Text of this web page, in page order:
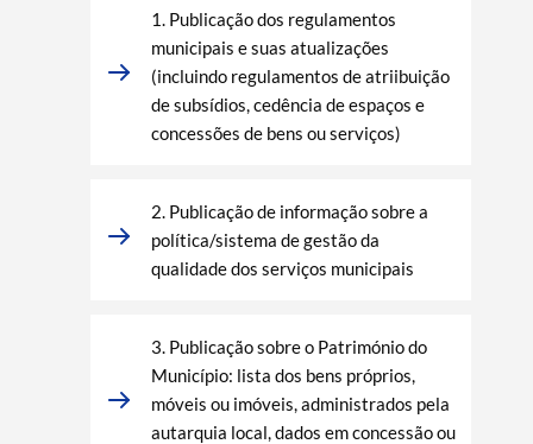
1. Publicação dos regulamentos
municipais e suas atualizações
(incluindo regulamentos de atriibuição
de subsídios, cedência de espaços e
concessões de bens ou serviços)
2. Publicação de informação sobre a
política/sistema de gestão da
qualidade dos serviços municipais
3. Publicação sobre o Património do
Município: lista dos bens próprios,
móveis ou imóveis, administrados pela
autarquia local, dados em concessão ou